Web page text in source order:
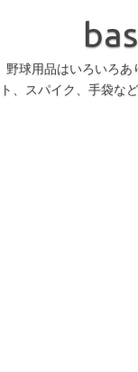
へ
キ
野球用品はいろいろあ
ト、スパイク、手袋な